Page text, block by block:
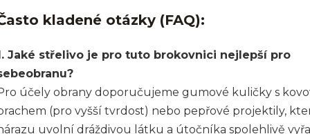
kladené otázky (FAQ):
Jaké střelivo je pro tuto brokovnici nejlepší pro
účely obrany doporučujeme gumové kuličky s
(pro vyšší tvrdost) nebo pepřové projektily,
uvolní dráždivou látku a útočníka spolehlivě